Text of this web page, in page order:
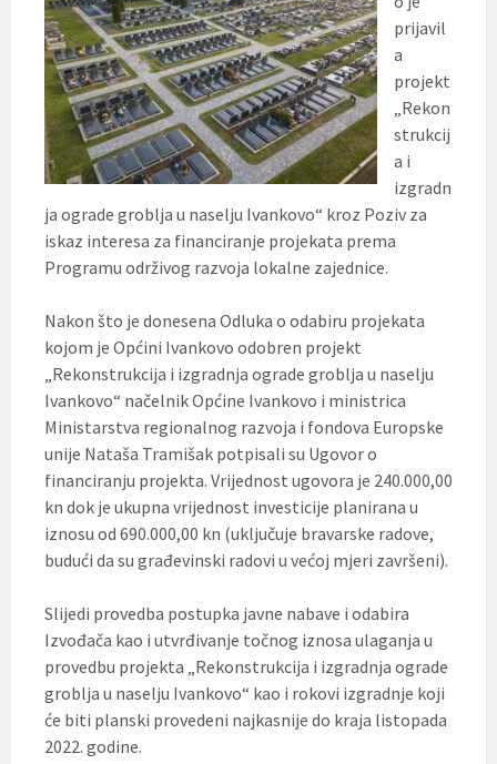
prijavil
a
projekt
„Rekon
strukcij
a i
izgradn
ja ograde groblja u naselju Ivankovo“ kroz Poziv za
iskaz interesa za financiranje projekata prema
Programu održivog razvoja lokalne zajednice.
Nakon što je donesena Odluka o odabiru projekata
kojom je Općini Ivankovo odobren projekt
„Rekonstrukcija i izgradnja ograde groblja u naselju
Ivankovo“ načelnik Općine Ivankovo i ministrica
Ministarstva regionalnog razvoja i fondova Europske
unije Nataša Tramišak potpisali su Ugovor o
financiranju projekta. Vrijednost ugovora je 240.000,00
kn dok je ukupna vrijednost investicije planirana u
iznosu od 690.000,00 kn (uključuje bravarske radove,
budući da su građevinski radovi u većoj mjeri završeni).
Slijedi provedba postupka javne nabave i odabira
Izvođača kao i utvrđivanje točnog iznosa ulaganja u
provedbu projekta „Rekonstrukcija i izgradnja ograde
groblja u naselju Ivankovo“ kao i rokovi izgradnje koji
će biti planski provedeni najkasnije do kraja listopada
2022. godine.